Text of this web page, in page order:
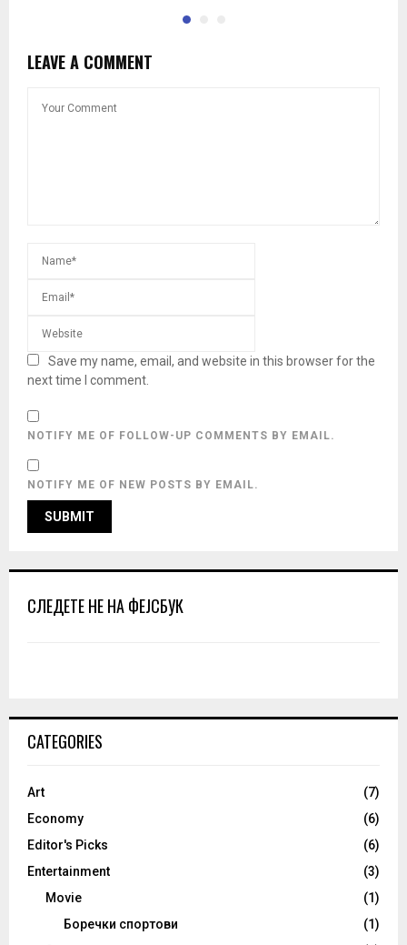
LEAVE A COMMENT
Save my name, email, and website in this browser for the
next time I comment.
NOTIFY ME OF FOLLOW-UP COMMENTS BY EMAIL.
NOTIFY ME OF NEW POSTS BY EMAIL.
СЛЕДЕТЕ НЕ НА ФЕЈСБУК
CATEGORIES
Art
(7)
Economy
(6)
Editor's Picks
(6)
Entertainment
(3)
Movie
(1)
Боречки спортови
(1)